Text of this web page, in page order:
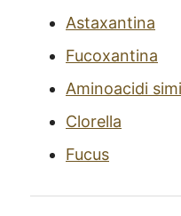
Astaxantina
Fucoxantina
Aminoacidi
Clorella
Fucus